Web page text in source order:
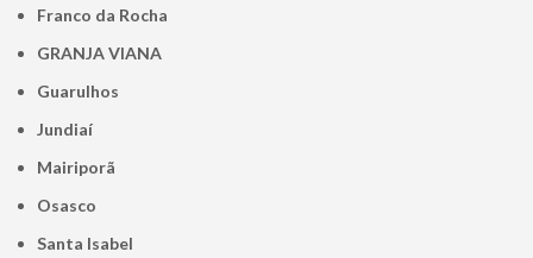
Franco da Rocha
GRANJA VIANA
Guarulhos
Jundiaí
Mairiporã
Osasco
Santa Isabel